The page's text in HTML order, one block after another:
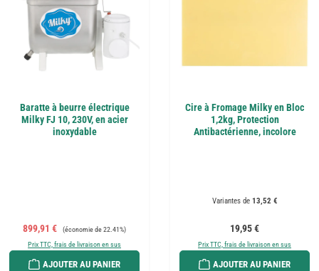
Baratte à beurre électrique
Milky FJ 10, 230V, en acier
inoxydable
Prix de vente :
899,91 € Prix régulier :
(économie de 22.41%)
Prix TTC, frais de livraison en sus
AJOUTER AU PANIER
Cire à Fromage Milky en Bloc
1,2kg, Protection
Antibactérienne, incolore
Variantes de13,52 €
Prix régulier :
19,95 €
Prix TTC, frais de livraison en sus
AJOUTER AU PANIER